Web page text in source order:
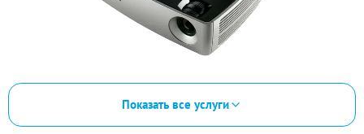
Показать все услуги